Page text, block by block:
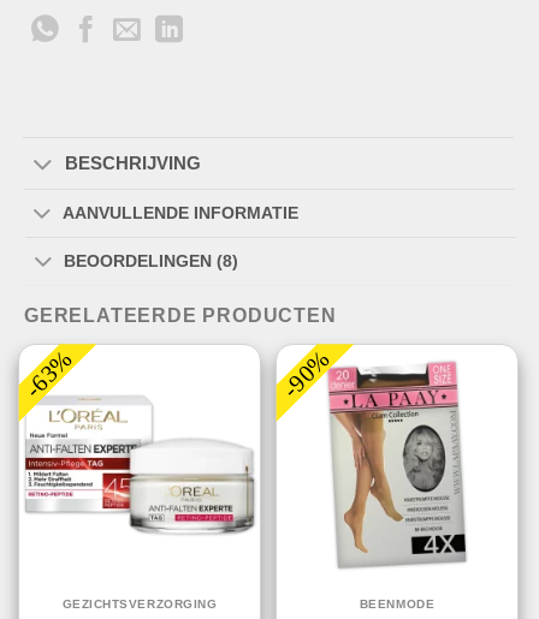
BESCHRIJVING
AANVULLENDE INFORMATIE
BEOORDELINGEN (8)
GERELATEERDE PRODUCTEN
-63%
GEZICHTSVERZORGING
-90%
BEENMODE